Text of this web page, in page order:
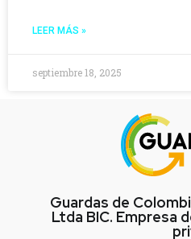
LEER MÁS »
septiembre 18, 2025
Guardas de
Ltda BIC. Empresa